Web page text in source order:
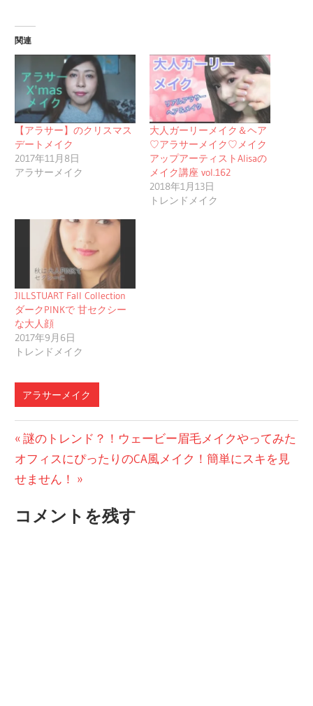
関連
【アラサー】のクリスマス
デートメイク
2017年11月8日
アラサーメイク
大人ガーリーメイク＆ヘア
♡アラサーメイク♡メイク
アップアーティストAlisaの
メイク講座 vol.162
2018年1月13日
トレンドメイク
JILLSTUART Fall Collection
ダークPINKで 甘セクシー
な大人顔
2017年9月6日
トレンドメイク
アラサーメイク
投
稿
ビ
前
の
投
謎のトレンド？！ウェービー眉毛メイクやってみた
次
の
稿:
オフィスにぴったりのCA風メイク！簡単にスキを見
せません！
コメントを残す